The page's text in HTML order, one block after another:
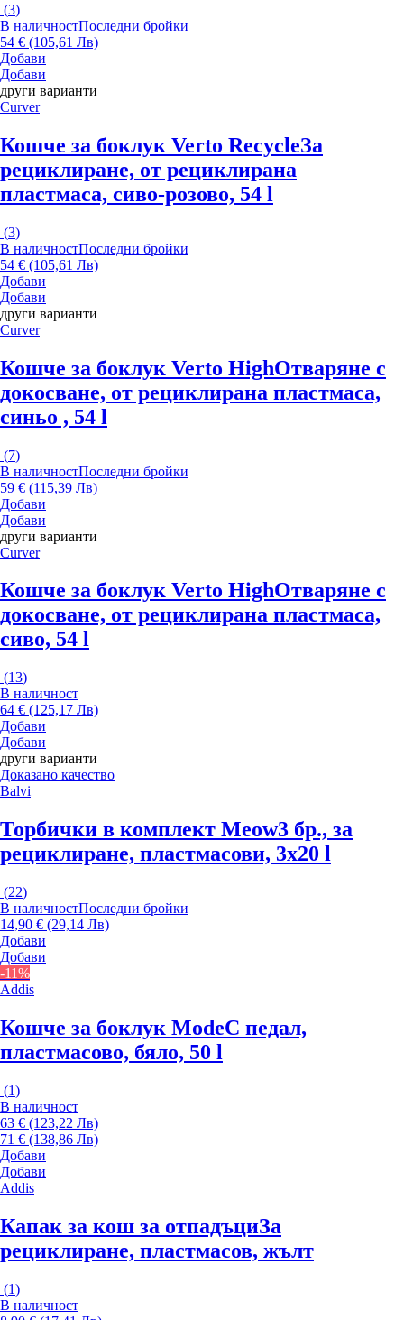
(3)
В наличностПоследни бройки
54 € (105,61 Лв)
Добави
Добави
други варианти
Curver
Кошче за боклук Verto RecycleЗа
рециклиране, от рециклирана
пластмаса, сиво-розово, 54 l
(3)
В наличностПоследни бройки
54 € (105,61 Лв)
Добави
Добави
други варианти
Curver
Кошче за боклук Verto HighОтваряне с
докосване, от рециклирана пластмаса,
синьо , 54 l
(7)
В наличностПоследни бройки
59 € (115,39 Лв)
Добави
Добави
други варианти
Curver
Кошче за боклук Verto HighОтваряне с
докосване, от рециклирана пластмаса,
сиво, 54 l
(13)
В наличност
64 € (125,17 Лв)
Добави
Добави
други варианти
Доказано качество
Balvi
Торбички в комплект Meow3 бр., за
рециклиране, пластмасови, 3x20 l
(22)
В наличностПоследни бройки
14,90 € (29,14 Лв)
Добави
Добави
-11%
Addis
Кошче за боклук ModeС педал,
пластмасово, бяло, 50 l
(1)
В наличност
63 € (123,22 Лв)
71 € (138,86 Лв)
Добави
Добави
Addis
Капак за кош за отпадъциЗа
рециклиране, пластмасов, жълт
(1)
В наличност